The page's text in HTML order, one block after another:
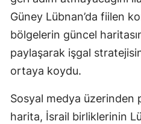
Güney Lübnan’da fiilen
bölgelerin güncel
paylaşarak işgal
ortaya koydu.
Sosyal medya üzerinden
harita, İsrail birliklerinin